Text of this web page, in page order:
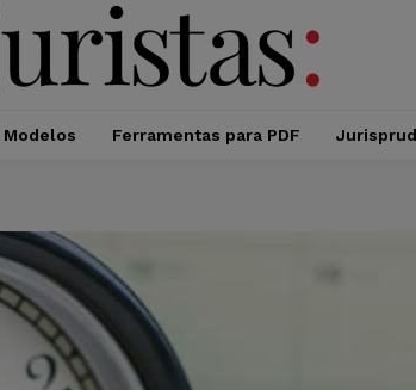
Modelos Ferramentas para PDF